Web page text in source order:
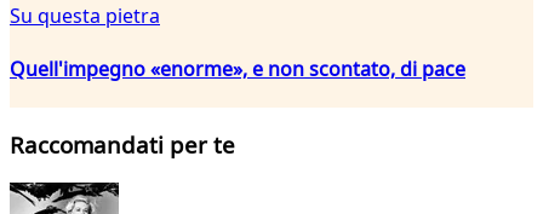
Su questa pietra
Quell'impegno «enorme», e non scontato, di pace
Raccomandati per te